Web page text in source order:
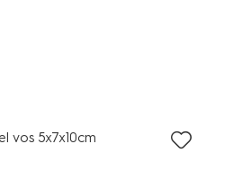
vos 5x7x10cm